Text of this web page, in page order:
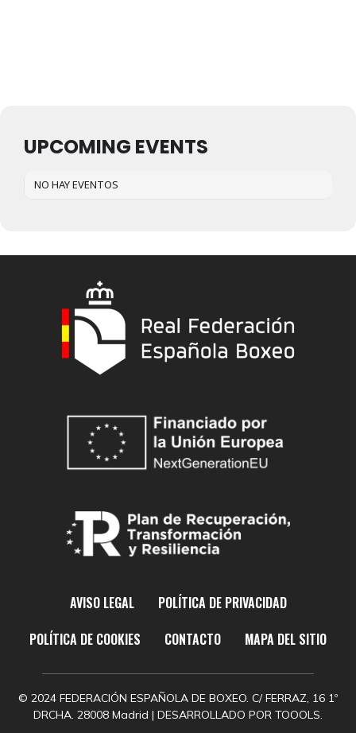
UPCOMING EVENTS
NO HAY EVENTOS
AVISO LEGAL
POLÍTICA DE PRIVACIDAD
POLÍTICA DE COOKIES
CONTACTO MAPA DEL SITIO
© 2024 FEDERACIÓN ESPAÑOLA DE BOXEO. C/ FERRAZ, 16 1º
DRCHA. 28008 Madrid | DESARROLLADO POR TOOOLS.